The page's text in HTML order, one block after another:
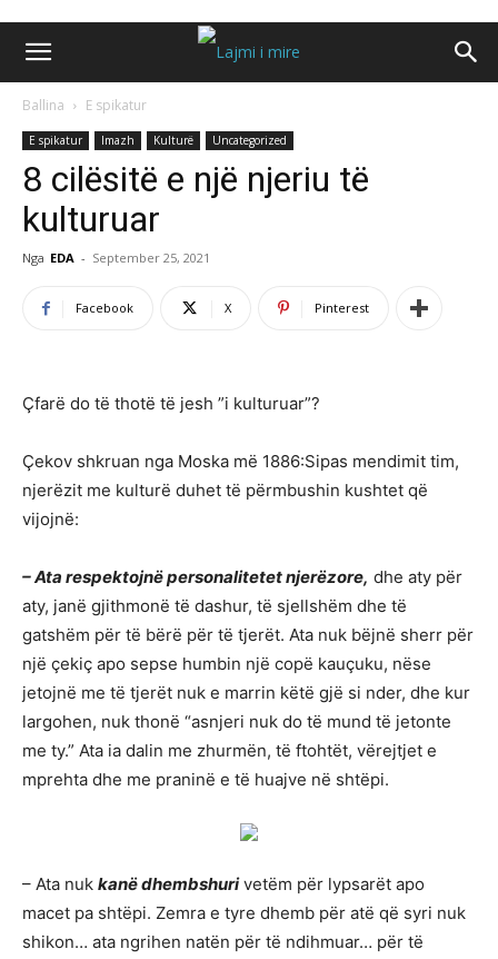
Ballina E spikatur
E spikatur Imazh Kulturë Uncategorized
8 cilësitë e një njeriu të
kulturuar
Nga EDA - September 25, 2021
Facebook X Pinterest
Çfarë do të thotë të jesh ”i kulturuar”?
Çekov shkruan nga Moska më 1886:Sipas mendimit tim,
njerëzit me kulturë duhet të përmbushin kushtet që
vijojnë:
– Ata respektojnë personalitetet njerëzore, dhe aty për
aty, janë gjithmonë të dashur, të sjellshëm dhe të
gatshëm për të bërë për të tjerët. Ata nuk bëjnë sherr për
një çekiç apo sepse humbin një copë kauçuku, nëse
jetojnë me të tjerët nuk e marrin këtë gjë si nder, dhe kur
largohen, nuk thonë “asnjeri nuk do të mund të jetonte
me ty.” Ata ia dalin me zhurmën, të ftohtët, vërejtjet e
mprehta dhe me praninë e të huajve në shtëpi.
– Ata nuk kanë dhembshurivetëm për lypsarët apo
macet pa shtëpi. Zemra e tyre dhemb për atë që syri nuk
shikon… ata ngrihen natën për të ndihmuar… për të